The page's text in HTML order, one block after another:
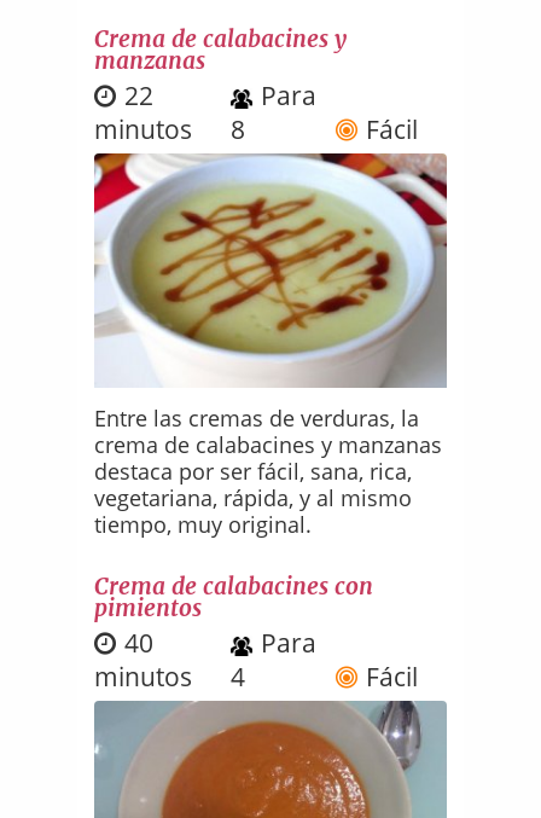
Crema de calabacines y
manzanas
22
minutos
Para
8
Fácil
Entre las cremas de verduras, la
crema de calabacines y manzanas
destaca por ser fácil, sana, rica,
vegetariana, rápida, y al mismo
tiempo, muy original.
Crema de calabacines con
pimientos
40
minutos
Para
4
Fácil